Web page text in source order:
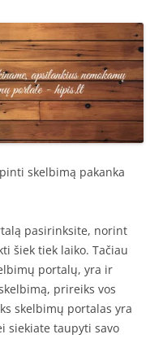
skelbimą pakanka
pasirinksite, norint
šiek tiek laiko. Tačiau
portalų, yra ir
prireiks vos
skelbimų portalas yra
siekiate taupyti savo